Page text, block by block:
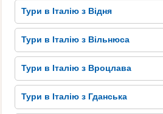
Тури в Італію з Відня
Тури в Італію з Вільнюса
Тури в Італію з Вроцлава
Тури в Італію з Гданська